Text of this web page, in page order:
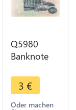
Q5980
Banknote
Dollar Bird
1976 ->
Make offer
3 €
Oder machen